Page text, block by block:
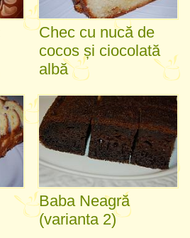
Chec cu nucă de
cocos și ciocolată
albă
Baba Neagră
(varianta 2)